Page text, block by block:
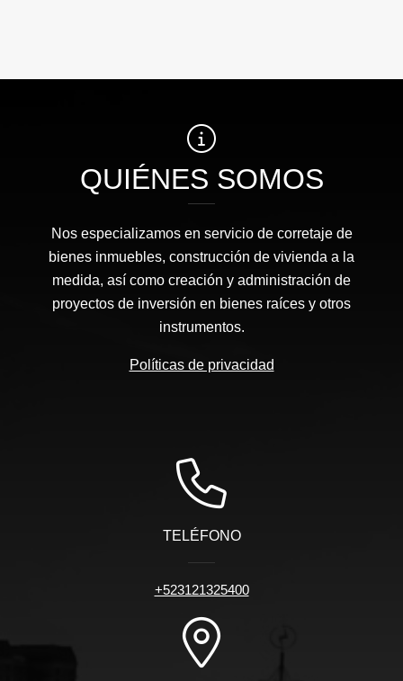
QUIÉNES SOMOS
Nos especializamos en servicio de corretaje de
bienes inmuebles, construcción de vivienda a la
medida, así como creación y administración de
proyectos de inversión en bienes raíces y otros
instrumentos.
Políticas de privacidad
TELÉFONO
+523121325400